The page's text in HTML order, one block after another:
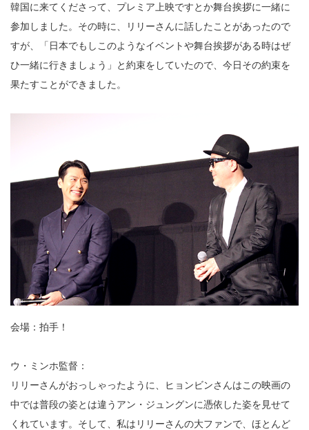
韓国に来てくださって、プレミア上映ですとか舞台挨拶に一緒に
参加しました。その時に、リリーさんに話したことがあったので
すが、「日本でもしこのようなイベントや舞台挨拶がある時はぜ
ひ一緒に行きましょう」と約束をしていたので、今日その約束を
果たすことができました。
会場：拍手！
ウ・ミンホ監督：
リリーさんがおっしゃったように、ヒョンビンさんはこの映画の
中では普段の姿とは違うアン・ジュングンに憑依した姿を見せて
くれています。そして、私はリリーさんの大ファンで、ほとんど